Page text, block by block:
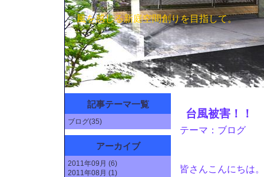
風を感じる新庭空間創りを目指して。
台風被害！！
テーマ： ブログ
皆さんこんにちは。
記事テーマ一覧
ブログ(35)
アーカイブ
2011年09月 (6)
2011年08月 (1)